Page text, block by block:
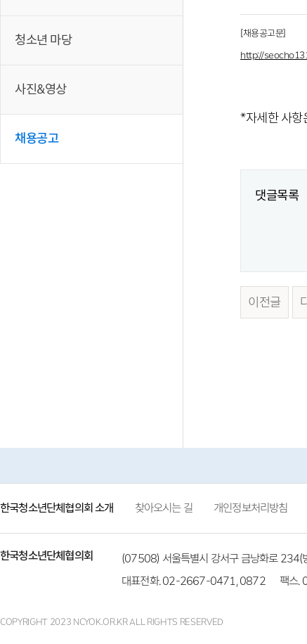
청소년 마당
사진&영상
채용공고
[채용공고문]
http://
*자세한 사항
댓글목록
이전글
한국청소년단체협의회 소개 찾아오시는 길 개인정보처리방침
한국청소년단체협의회
(07508) 서울특별시 강서구 금낭화로 234(
대표전화. 02-2667-0471, 0872
팩스
COPYRIGHT 2023 NCYOK.OR.KR ALL RIGHTS RESERVED